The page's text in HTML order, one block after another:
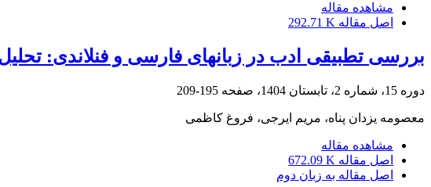
مشاهده مقاله
اصل مقاله 292.71 K
بررسی تطبیقی ادب در زبانهای فارسی و فنلاندی:
دوره 15، شماره 2، تابستان 1404، صفحه 195-209
معصومه یزدان پناه، مریم ایرجی، فروغ کاظمی
مشاهده مقاله
اصل مقاله 672.09 K
اصل مقاله به زبان دوم